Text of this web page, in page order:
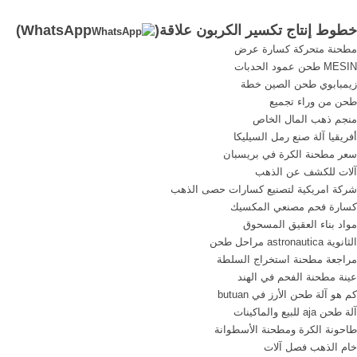
ذات الكربون المنخفض. و هي
على الميثان وثاني أكسيد
الكربون وكميات صغيرة من
كبريتيد الهيدروجين والرطوبة
والسيليكون.
خطوط إنتاج تكسير الكربون علاقة( WhatsApp
)
مطحنة متحركة كسارة عرض
MESIN طحن عمود الحدبات
زيمبابوي طحن الصين خطة
طحن من وراء تجميع
منجم ذهب المال الخاص
أفريقيا آلة صنع رمل السيليكا
سعر مطحنة الكرة في بريسبان
آلات للكشف عن الذهب
شركة امريكية لتصنيع كسارات حصى الذهب
كسارة فحم مصنعي المكسيك
مواد بناء العقيق المسحوق
الثانوية astronautica مراحل طحن
مراجعة مطحنة استخراج السلطة
عينة مطحنة الفحم في الهند
كم هو آلة طحن الأرز في butuan
آلة طحن aja للبيع والماكينات
طاحونة الكرة ومطحنة الأسطوانة
خام الذهب فصل آلات